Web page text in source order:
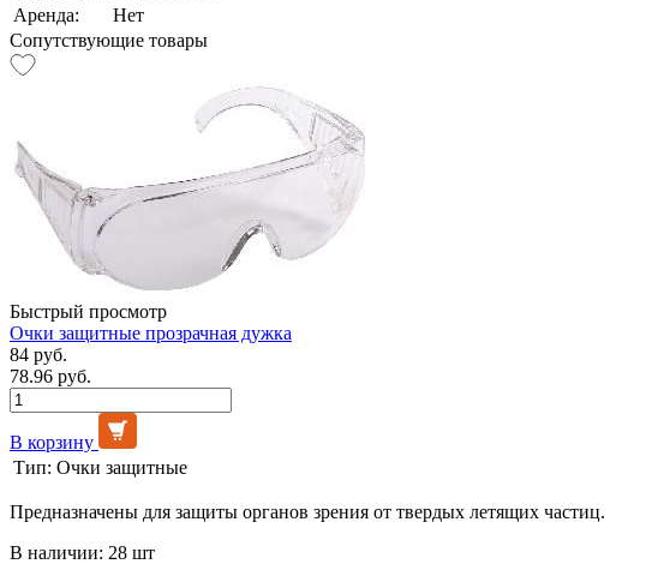
Аренда:
Нет
Сопутствующие товары
Быстрый просмотр
Очки защитные прозрачная дужка
84 руб.
78.96 руб.
В корзину
Тип: Очки защитные
Предназначены для защиты органов зрения от твердых летящих частиц.
В наличии: 28 шт